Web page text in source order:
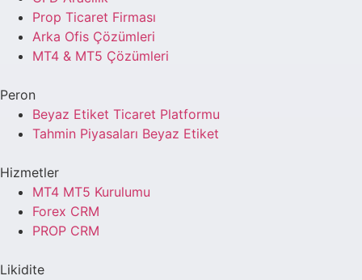
Prop Ticaret Firması
Arka Ofis Çözümleri
MT4 & MT5 Çözümleri
Peron
Beyaz Etiket Ticaret Platformu
Tahmin Piyasaları Beyaz Etiket
Hizmetler
MT4 MT5 Kurulumu
Forex CRM
PROP CRM
Likidite